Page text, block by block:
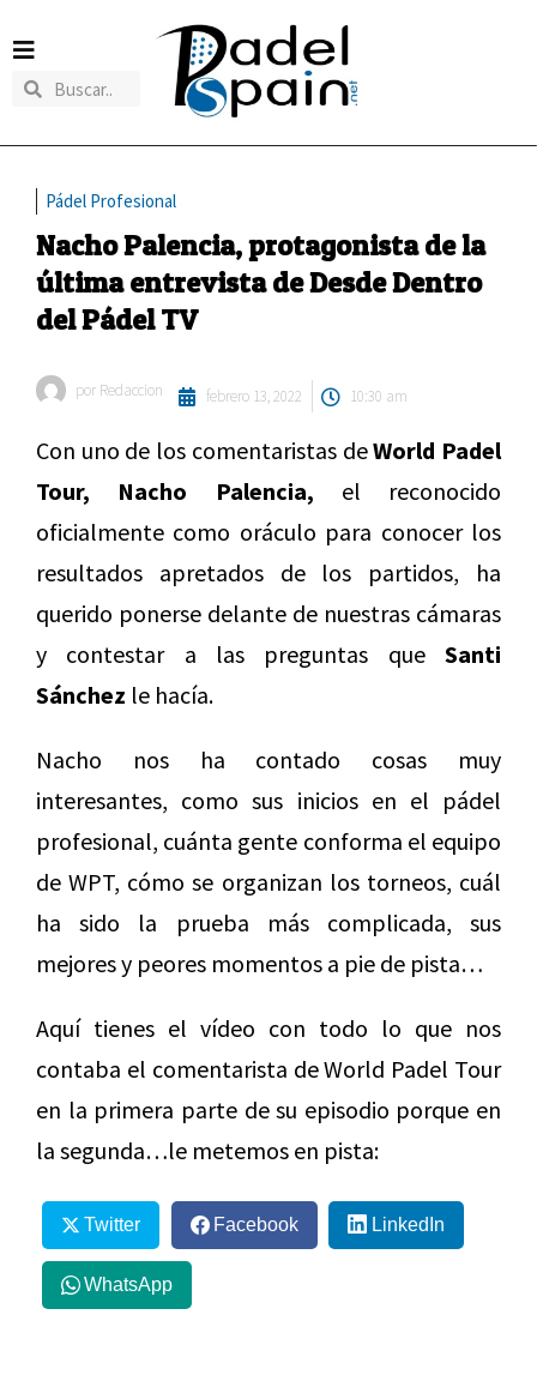
Pádel Profesional
Nacho Palencia, protagonista de la
última entrevista de Desde Dentro
del Pádel TV
por Redaccion febrero 13, 2022 10:30 am
Con uno de los comentaristas deWorld Padel
Tour,
Nacho Palencia, el reconocido
oficialmente como oráculo para conocer los
resultados apretados de los partidos, ha
querido ponerse delante de nuestras cámaras
y contestar a las preguntas que Santi
Sánchez le hacía.
Nacho nos ha contado cosas muy
interesantes, como sus inicios en el pádel
profesional, cuánta gente conforma el equipo
de WPT, cómo se organizan los torneos, cuál
ha sido la prueba más complicada, sus
mejores y peores momentos a pie de pista…
Aquí tienes el vídeo con todo lo que nos
contaba el comentarista de World Padel Tour
en la primera parte de su episodio porque en
la segunda…le metemos en pista:
Twitter Facebook LinkedIn
WhatsApp